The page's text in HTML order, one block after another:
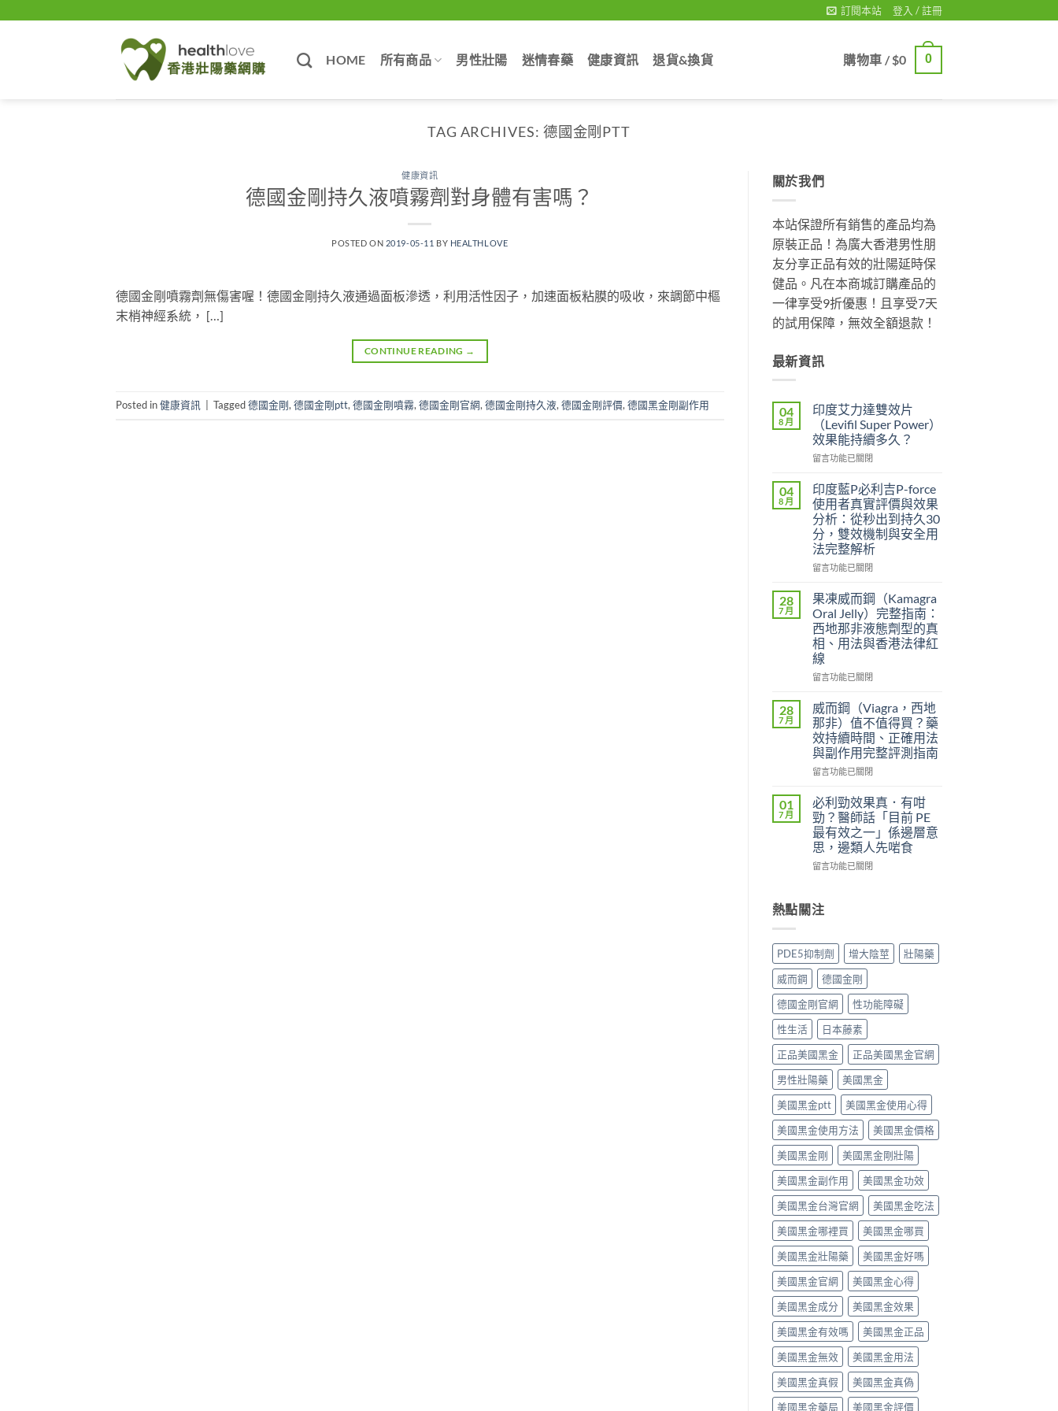
訂閱本站 登入 / 註冊
HOME 所有商品 男性壯陽 迷情春藥 健康資訊 退貨&換貨 購物車 /$0 0
TAG ARCHIVES: 德國金剛PTT
健康資訊
德國金剛持久液噴霧劑對身體有害嗎？
POSTED ON 2019-05-11 BY HEALTHLOVE
德國金剛噴霧劑無傷害喔！德國金剛持久液通過面板滲透，利用活性因子，加速面板粘膜的吸收，來調節中樞
末梢神經系統， […]
CONTINUE READING →
Posted in健康資訊 Tagged德國金剛, 德國金剛ptt, 德國金剛噴霧, 德國金剛官網, 德國金剛持久液, 德國金剛評價, 德國黑金剛副作用
關於我們
本站保證所有銷售的產品均為
原裝正品！為廣大香港男性朋
友分享正品有效的壯陽延時保
健品。凡在本商城訂購產品的
一律享受9折優惠！且享受7天
的試用保障，無效全額退款！
最新資訊
04
8 月
印度艾力達雙效片
（Levifil Super Power）
效果能持續多久？
在
度
艾
力
達
雙
效
片
Super
Power）
效
果
能
持
續
中
留言功能已關閉
04
8 月
印度藍P必利吉P-force
使用者真實評價與效果
分析：從秒出到持久30
分，雙效機制與安全用
法完整解析
在
度
藍
P
必
利
吉
P-
用
者
真
實
評
與
效
果
分
析：
從
到
持
30
分，
雙
機
制
與
安
全
用
法
完
整
解
析〉
中
留言功能已關閉
28
7 月
果凍威而鋼（Kamagra
Oral Jelly）完整指南：
西地那非液態劑型的真
相、用法與香港法律紅
線
在
凍
威
而
鋼
（Kamagra
Oral
完
整
指
南：
西
地
液
態
型
的
真
相、
用
法
與
香
港
法
律
紅
線〉
中
留言功能已關閉
28
7 月
威而鋼（Viagra，西地
那非）值不值得買？藥
效持續時間、正確用法
與副作用完整評測指南
在
而
鋼
（Viagra，
西
地
那
不
值
買？
藥
效
持
續
時
間、
正
確
用
法
與
副
作
用
完
整
評
測
指
南〉
中
留言功能已關閉
01
7 月
必利勁效果真．有咁
勁？醫師話「目前 PE
最有效之一」係邊層意
思，邊類人先啱食
在
勁
效
真．
有
咁
勁？
醫
師
「目
前
PE
最
有
效
之
一」
係
邊
層
意
思，
邊
類
人
先
啱
食〉
中
留言功能已關閉
熱點關注
PDE5抑制劑 增大陰莖
壯陽藥
威而鋼
德國金剛
德國金剛官網
性功能障礙
性生活
日本藤素
正品美國黑金
正品美國黑金官網
男性壯陽藥
美國黑金
美國黑金ptt
美國黑金使用心得
美國黑金使用方法
美國黑金價格
美國黑金剛
美國黑金剛壯陽
美國黑金副作用
美國黑金功效
美國黑金台灣官網
美國黑金吃法
美國黑金哪裡買
美國黑金哪買
美國黑金壯陽藥
美國黑金好嗎
美國黑金官網
美國黑金心得
美國黑金成分
美國黑金效果
美國黑金有效嗎
美國黑金正品
美國黑金無效
美國黑金用法
美國黑金真假
美國黑金真偽
美國黑金藥局
美國黑金評價